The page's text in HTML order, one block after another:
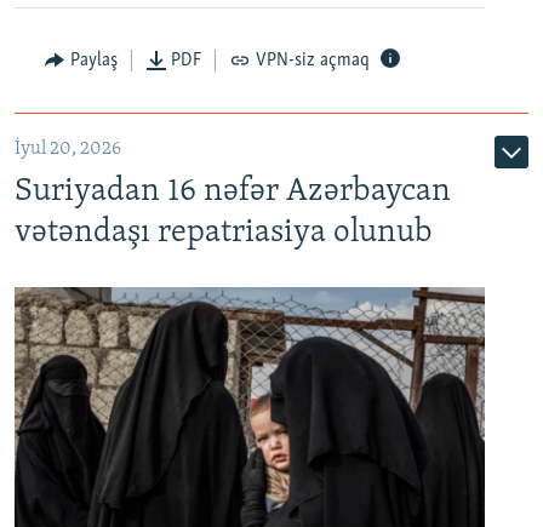
Auto
Paylaş PDF VPN-siz açmaq
İyul 20, 2026
Suriyadan 16 nəfər Azərbaycan
vətəndaşı repatriasiya olunub